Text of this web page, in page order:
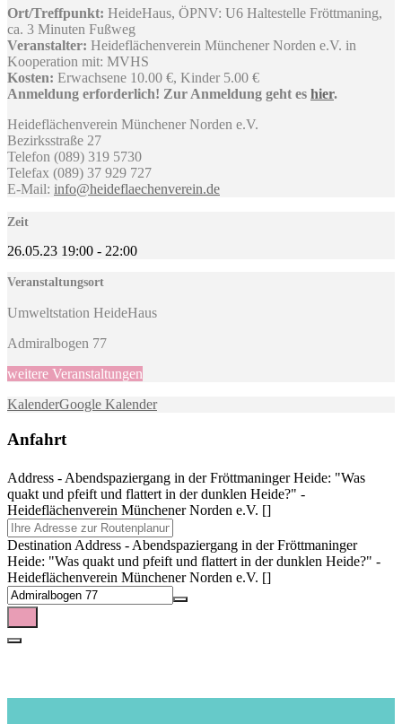
Ort/Treffpunkt: HeideHaus, ÖPNV: U6 Haltestelle Fröttmaning,
ca. 3 Minuten Fußweg
Veranstalter: Heideflächenverein Münchener Norden e.V. in
Kooperation mit: MVHS
Kosten: Erwachsene 10.00 €, Kinder 5.00 €
Anmeldung erforderlich! Zur Anmeldung geht es hier.
Heideflächenverein Münchener Norden e.V.
Bezirksstraße 27
Telefon (089) 319 5730
Telefax (089) 37 929 727
E-Mail: info@heideflaechenverein.de
Zeit
26.05.23 19:00 - 22:00
Veranstaltungsort
Umweltstation HeideHaus
Admiralbogen 77
weitere Veranstaltungen
KalenderGoogle Kalender
Anfahrt
Address - Abendspaziergang in der Fröttmaninger Heide: "Was
quakt und pfeift und flattert in der dunklen Heide?" -
Heideflächenverein Münchener Norden e.V. []
Destination Address - Abendspaziergang in der Fröttmaninger
Heide: "Was quakt und pfeift und flattert in der dunklen Heide?" -
Heideflächenverein Münchener Norden e.V. []